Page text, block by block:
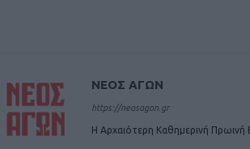
ΝΕΟΣ ΑΓΩΝ
https://neosagon.gr
Η Αρχαιότερη Καθημερινή Πρωινή